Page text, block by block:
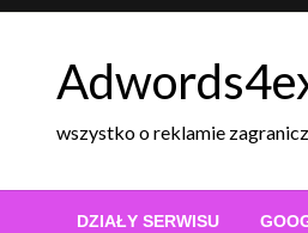
Skip
wszystko o reklamie
DZIAŁY SERWISU